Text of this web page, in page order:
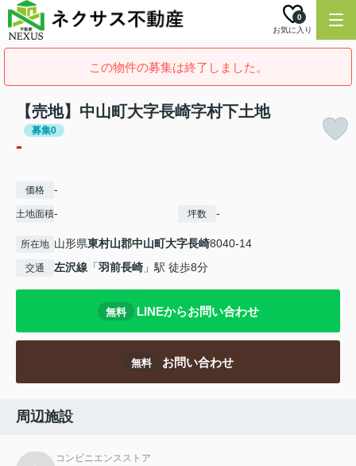
お気に入り
0
この物件の募集は終了しました。
【売地】中山町大字長崎字村下土地
募集0
-
価格 -
土地面積- 坪数 -
所在地 山形県東村山郡中山町大字長崎8040-14
交通 左沢線 「羽前長崎 」駅 徒歩8分
無料 LINEからお問い合わせ
無料 お問い合わせ
周辺施設
コンビニエンスストア